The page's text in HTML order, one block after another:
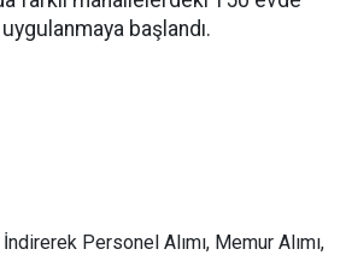
başlandı.
Personel Alımı, Memur Alımı,